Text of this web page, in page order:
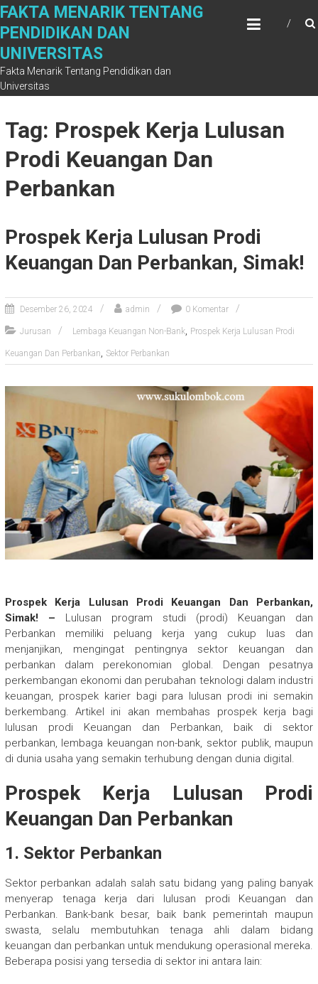
Skip
content
FAKTA MENARIK TENTANG
PENDIDIKAN DAN
UNIVERSITAS
Fakta Menarik Tentang Pendidikan dan
Universitas
Tag: Prospek Kerja Lulusan
Prodi Keuangan Dan
Perbankan
Prospek Kerja Lulusan Prodi
Keuangan Dan Perbankan, Simak!
Desember 26, 2024 admin 0 Komentar
Jurusan Lembaga Keuangan Non-Bank, Prospek Kerja Lulusan Prodi
Keuangan Dan Perbankan, Sektor Perbankan
Prospek Kerja Lulusan Prodi Keuangan Dan Perbankan,
Simak! – Lulusan program studi (prodi) Keuangan dan
Perbankan memiliki peluang kerja yang cukup luas dan
menjanjikan, mengingat pentingnya sektor keuangan dan
perbankan dalam perekonomian global. Dengan pesatnya
perkembangan ekonomi dan perubahan teknologi dalam industri
keuangan, prospek karier bagi para lulusan prodi ini semakin
berkembang. Artikel ini akan membahas prospek kerja bagi
lulusan prodi Keuangan dan Perbankan, baik di sektor
perbankan, lembaga keuangan non-bank, sektor publik, maupun
di dunia usaha yang semakin terhubung dengan dunia digital.
Prospek Kerja Lulusan Prodi
Keuangan Dan Perbankan
1. Sektor Perbankan
Sektor perbankan adalah salah satu bidang yang paling banyak
menyerap tenaga kerja dari lulusan prodi Keuangan dan
Perbankan. Bank-bank besar, baik bank pemerintah maupun
swasta, selalu membutuhkan tenaga ahli dalam bidang
keuangan dan perbankan untuk mendukung operasional mereka.
Beberapa posisi yang tersedia di sektor ini antara lain: